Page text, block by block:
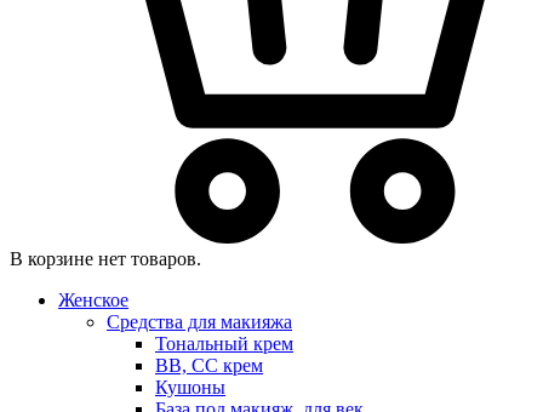
В корзине нет товаров.
Женское
Средства для макияжа
Тональный крем
BB, CC крем
Кушоны